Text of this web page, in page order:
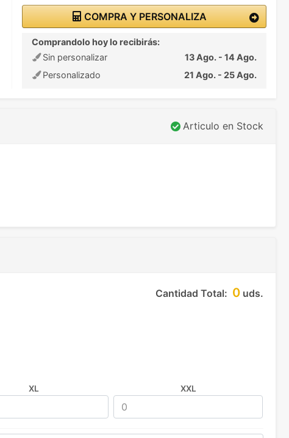
COMPRA Y PERSONALIZA
Comprandolo hoy lo recibirás:
Sin personalizar
13 Ago. - 14 Ago.
Personalizado
21 Ago. - 25 Ago.
Articulo en Stock
Cantidad Total: 0 uds.
XL XXL